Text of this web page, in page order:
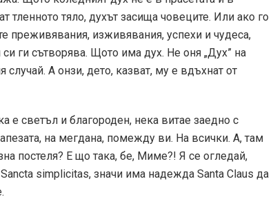
тленното тяло, духът засища човеците. Или ако го
преживявания, изживявания, успехи и чудеса,
ги сътворява. Щото има дух. Не оня „Дух” на
А онзи, дето, казват, му е вдъхнат от
е светъл и благороден, нека витае заедно с
на мегдана, помежду ви. На всички. А, там
постеля? Е що така, бе, Миме?! Я се огледай,
simplicitas, значи има надежда Santa Claus да